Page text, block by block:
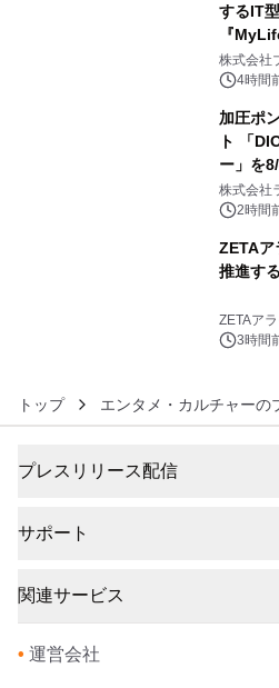
するIT
『
秀賞
株式会社
4時間
加圧ポ
ト 「
ー」を
株式会社
2時間
ZETAア
推進す
ZETAア
3時間
トップ エンタメ・カルチャーの
プレスリリース配信
サポート
関連サービス
• 運営会社